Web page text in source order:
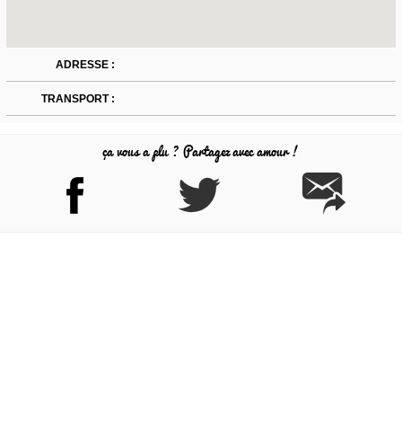
ADRESSE :
TRANSPORT :
ça vous a plu ? Partagez avec amour !